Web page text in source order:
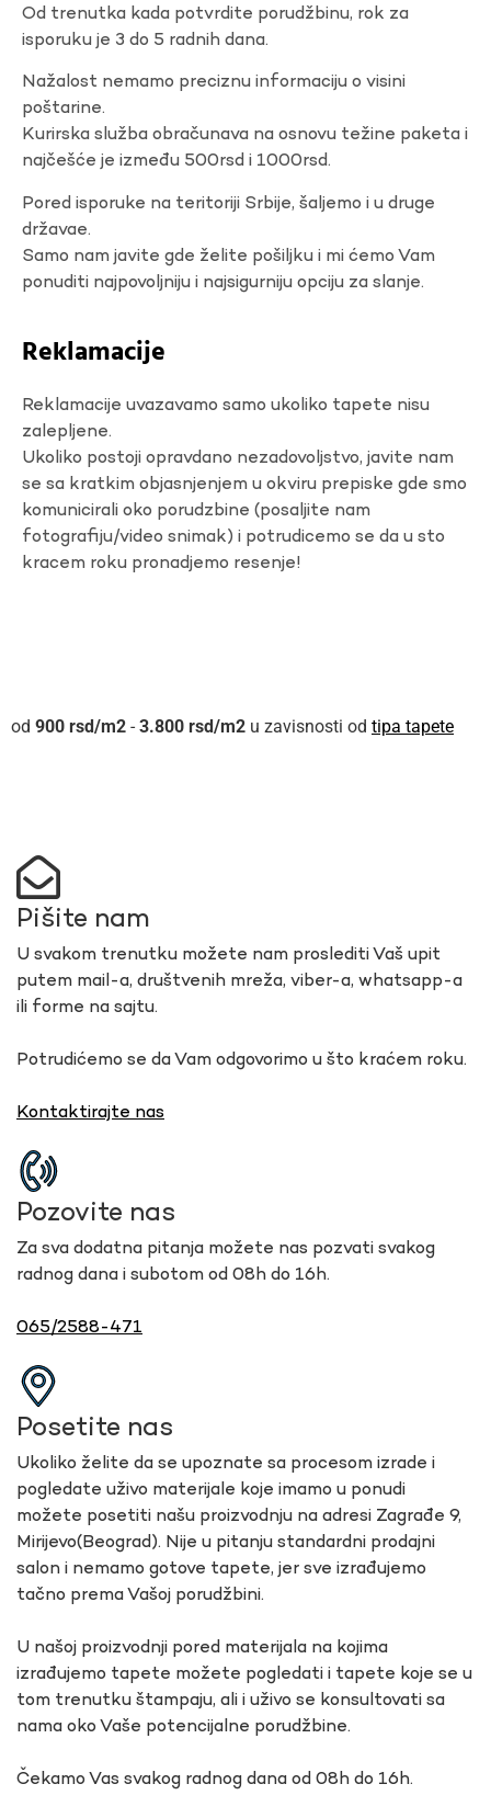
Od trenutka kada potvrdite porudžbinu, rok za
isporuku je 3 do 5 radnih dana.
Nažalost nemamo preciznu informaciju o visini
poštarine.
Kurirska služba obračunava na osnovu težine paketa i
najčešće je između 500rsd i 1000rsd.
Pored isporuke na teritoriji Srbije, šaljemo i u druge
državae.
Samo nam javite gde želite pošiljku i mi ćemo Vam
ponuditi najpovoljniju i najsigurniju opciju za slanje.
Reklamacije
Reklamacije uvazavamo samo ukoliko tapete nisu
zalepljene.
Ukoliko postoji opravdano nezadovoljstvo, javite nam
se sa kratkim objasnjenjem u okviru prepiske gde smo
komunicirali oko porudzbine (posaljite nam
fotografiju/video snimak) i potrudicemo se da u sto
kracem roku pronadjemo resenje!
900 rsd - 3.800 rsd u zavisnosti od tipa tapete
Pišite nam
U svakom trenutku možete nam proslediti Vaš upit
putem mail-a, društvenih mreža, viber-a, whatsapp-a
ili forme na sajtu.
Potrudićemo se da Vam odgovorimo u što kraćem roku.
Kontaktirajte nas
Pozovite nas
Za sva dodatna pitanja možete nas pozvati svakog
radnog dana i subotom od 08h do 16h.
065/2588-471
Posetite nas
Ukoliko želite da se upoznate sa procesom izrade i
pogledate uživo materijale koje imamo u ponudi
možete posetiti našu proizvodnju na adresi Zagrađe 9,
Mirijevo(Beograd). Nije u pitanju standardni prodajni
salon i nemamo gotove tapete, jer sve izrađujemo
tačno prema Vašoj porudžbini.
U našoj proizvodnji pored materijala na kojima
izrađujemo tapete možete pogledati i tapete koje se u
tom trenutku štampaju, ali i uživo se konsultovati sa
nama oko Vaše potencijalne porudžbine.
Čekamo Vas svakog radnog dana od 08h do 16h.